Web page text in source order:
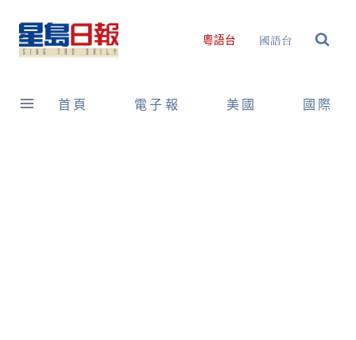
content
粵語台 國語台
首頁 電子報 美國 國際